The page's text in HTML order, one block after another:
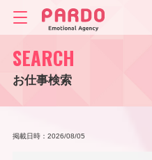
SEARCH
お仕事検索
掲載日時：2026/08/05